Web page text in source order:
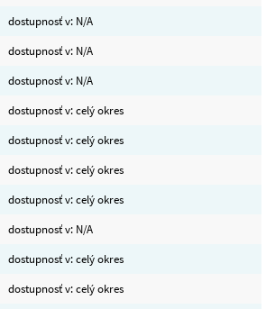
dostupnosť v: N/A
dostupnosť v: N/A
dostupnosť v: N/A
dostupnosť v: celý okres
dostupnosť v: celý okres
dostupnosť v: celý okres
dostupnosť v: celý okres
dostupnosť v: N/A
dostupnosť v: celý okres
dostupnosť v: celý okres